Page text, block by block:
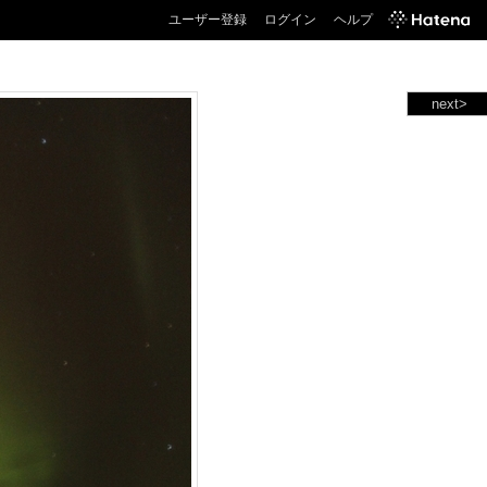
ユーザー登録 ログイン ヘルプ
next>